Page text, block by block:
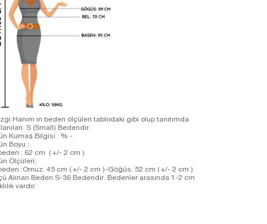
Hanım ın beden ölçüleri tablodaki gibi olup tanıtımda
S (Small) Bedendir.
Kumaş Bilgisi : % -
Boyu ;
: 62 cm ( +/- 2 cm )
Ölçüleri;
:Omuz: 45 cm ( +/- 2 cm )-Göğüs: 52 cm ( +/- 2 cm )
Alınan Beden S-36 Bedendir. Bedenler arasında 1-2 cm
vardır.